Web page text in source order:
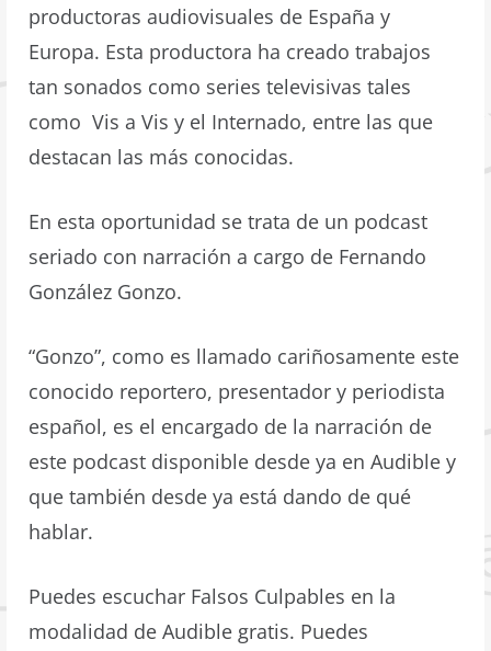
productoras audiovisuales de España y
Europa. Esta productora ha creado trabajos
tan sonados como series televisivas tales
como Vis a Vis y el Internado, entre las que
destacan las más conocidas.
En esta oportunidad se trata de un podcast
seriado con narración a cargo de Fernando
González Gonzo.
“Gonzo”, como es llamado cariñosamente este
conocido reportero, presentador y periodista
español, es el encargado de la narración de
este podcast disponible desde ya en Audible y
que también desde ya está dando de qué
hablar.
Puedes escuchar Falsos Culpables en la
modalidad de Audible gratis. Puedes